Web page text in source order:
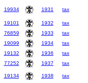
19934 1931 tax
19101
1932 tax
76859
1933 tax
19099
1934 tax
19132
1936 tax
77252
1937 tax
19134 1938 tax